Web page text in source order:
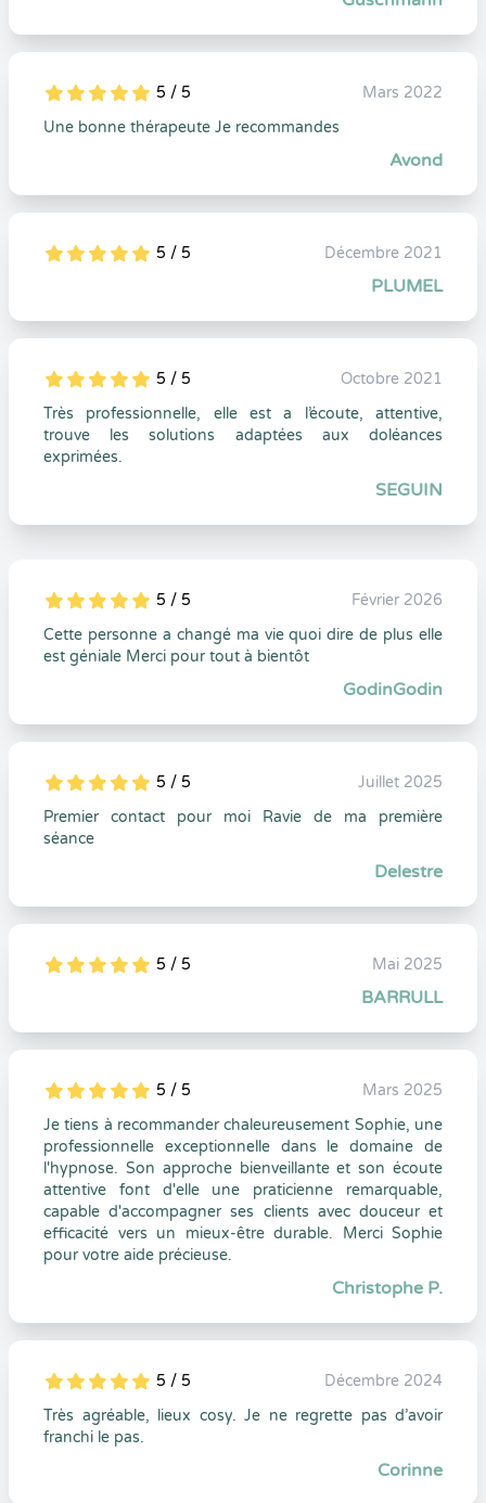
5
1
5
0 5 / 5
Mars 2022
Une bonne thérapeute Je recommandes
Avond
5
1
5
0 5 / 5 Décembre 2021
PLUMEL
5
1
5
0 5 / 5
Octobre 2021
Très professionnelle, elle est a l’écoute, attentive,
trouve les solutions adaptées aux doléances
exprimées.
SEGUIN
5
1
5
0 5 / 5
Février 2026
Cette personne a changé ma vie quoi dire de plus elle
est géniale Merci pour tout à bientôt
GodinGodin
5
1
5
0 5 / 5
Juillet 2025
Premier contact pour moi Ravie de ma première
séance
Delestre
5
1
5
0 5 / 5 Mai 2025
BARRULL
5
1
5
0 5 / 5
Mars 2025
Je tiens à recommander chaleureusement Sophie, une
professionnelle exceptionnelle dans le domaine de
l'hypnose. Son approche bienveillante et son écoute
attentive font d'elle une praticienne remarquable,
capable d'accompagner ses clients avec douceur et
efficacité vers un mieux-être durable. Merci Sophie
pour votre aide précieuse.
Christophe P.
5
1
5
0 5 / 5
Décembre 2024
Très agréable, lieux cosy. Je ne regrette pas d’avoir
franchi le pas.
Corinne